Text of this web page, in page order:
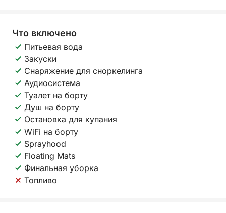
Что включено
Питьевая вода
Закуски
Снаряжение для сноркелинга
Аудиосистема
Туалет на борту
Душ на борту
Остановка для купания
WiFi на борту
Sprayhood
Floating Mats
Финальная уборка
Топливо